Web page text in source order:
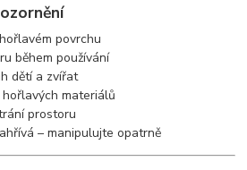
povrchu
během používání
dětí a zvířat
materiálů
prostoru
– manipulujte opatrně